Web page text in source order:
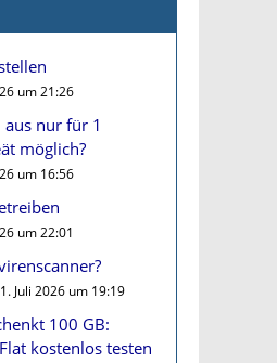
um 21:26
aus nur für 1
möglich?
um 16:56
um 22:01
Juli 2026 um 19:19
100 GB:
kostenlos testen